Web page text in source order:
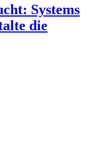
Systems
die